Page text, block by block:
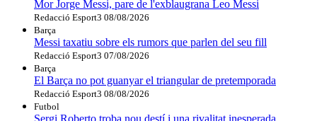
Mor Jorge Messi, pare de l'exblaugrana Leo Messi
Redacció Esport3 08/08/2026
Barça
Messi taxatiu sobre els rumors que parlen del seu fill
Redacció Esport3 07/08/2026
Barça
El Barça no pot guanyar el triangular de pretemporada
Redacció Esport3 08/08/2026
Futbol
Sergi Roberto troba nou destí i una rivalitat inesperada